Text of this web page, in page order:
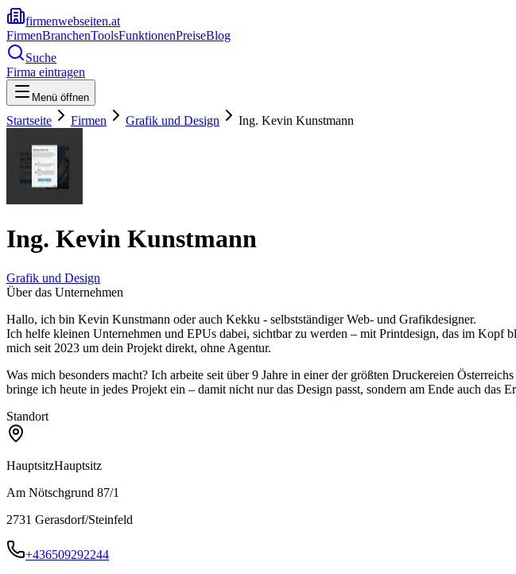
firmenwebseiten.at
FirmenBranchenToolsFunktionenPreiseBlog
Suche
Firma eintragen
Menü öffnen
Startseite Firmen Grafik und Design Ing. Kevin Kunstmann
Ing. Kevin Kunstmann
Grafik und Design
Über das Unternehmen
Hallo, ich bin Kevin Kunstmann oder auch Kekku - selbstständiger Web- und Grafikdesigner.
Ich helfe kleinen Unternehmen und EPUs dabei, sichtbar zu werden – mit Printdesign, das im
mich seit 2023 um dein Projekt direkt, ohne Agentur.
Was mich besonders macht? Ich arbeite seit über 9 Jahre in einer der größten Druckereien
bringe ich heute in jedes Projekt ein – damit nicht nur das Design passt, sondern am Ende auch das
Standort
HauptsitzHauptsitz
Am Nötschgrund 87/1
2731 Gerasdorf/Steinfeld
+436509292244